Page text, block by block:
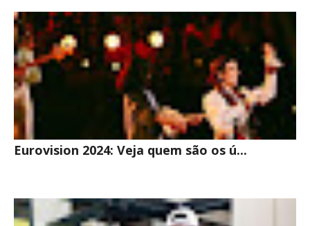
Eurovision 2024: Veja quem são os ú...